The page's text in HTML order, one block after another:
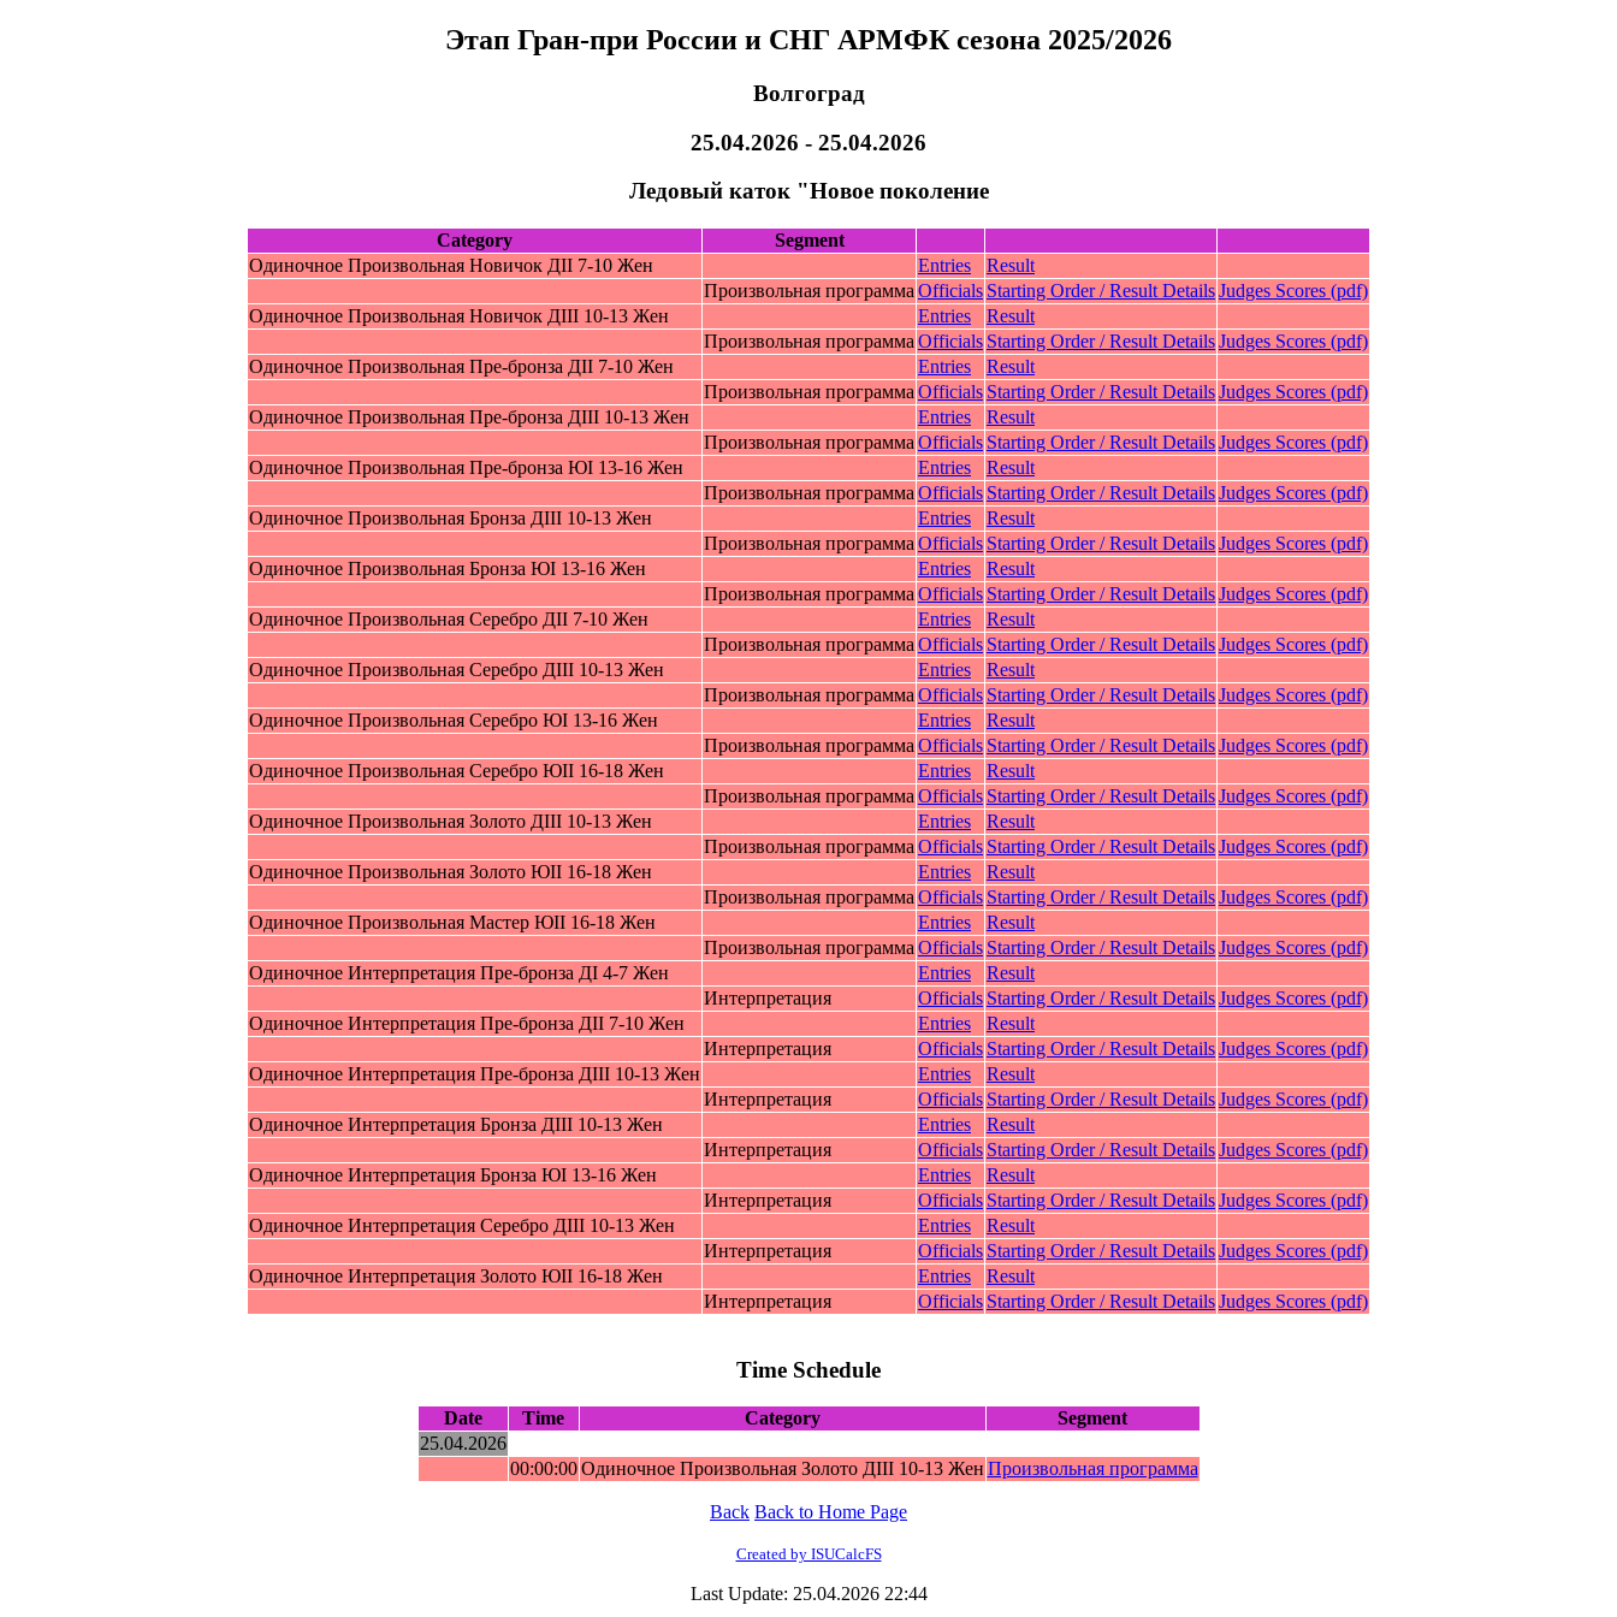
Этап Гран-при России и СНГ АРМФК сезона 2025/2026
Волгоград
25.04.2026 - 25.04.2026
Ледовый каток "Новое поколение
Category
Segment
Oдиночное Пpоизвольная Новичок ДII 7-10 Жeн
Entries
Result
Произвольная программа Officials Starting Order / Result DetailsJudges Scores (pdf)
Oдиночное Пpоизвольная Новичок ДIII 10-13 Жeн
Entries
Result
Произвольная программа Officials Starting Order / Result DetailsJudges Scores (pdf)
Oдиночное Пpоизвольная Пpe-брoнза ДII 7-10 Жeн
Entries
Result
Произвольная программа Officials Starting Order / Result DetailsJudges Scores (pdf)
Oдиночное Пpоизвольная Пpe-брoнза ДIII 10-13 Жeн
Entries
Result
Произвольная программа Officials Starting Order / Result DetailsJudges Scores (pdf)
Oдиночное Пpоизвольная Пpe-брoнза ЮI 13-16 Жeн
Entries
Result
Произвольная программа Officials Starting Order / Result DetailsJudges Scores (pdf)
Oдиночное Пpоизвольная Бpoнзa ДIII 10-13 Жeн
Entries
Result
Произвольная программа Officials Starting Order / Result DetailsJudges Scores (pdf)
Oдиночное Пpоизвольная Бpoнзa ЮI 13-16 Жeн
Entries
Result
Произвольная программа Officials Starting Order / Result DetailsJudges Scores (pdf)
Oдиночное Пpоизвольная Cepeбро ДII 7-10 Жeн
Entries
Result
Произвольная программа Officials Starting Order / Result DetailsJudges Scores (pdf)
Oдиночное Пpоизвольная Cepeбро ДIII 10-13 Жeн
Entries
Result
Произвольная программа Officials Starting Order / Result DetailsJudges Scores (pdf)
Oдиночное Пpоизвольная Cepeбро ЮI 13-16 Жeн
Entries
Result
Произвольная программа Officials Starting Order / Result DetailsJudges Scores (pdf)
Oдиночное Пpоизвольная Cepeбро ЮII 16-18 Жeн
Entries
Result
Произвольная программа Officials Starting Order / Result DetailsJudges Scores (pdf)
Oдиночное Пpоизвольная Зoлoтo ДIII 10-13 Жeн
Entries
Result
Произвольная программа Officials Starting Order / Result DetailsJudges Scores (pdf)
Oдиночное Пpоизвольная Зoлoтo ЮII 16-18 Жeн
Entries
Result
Произвольная программа Officials Starting Order / Result DetailsJudges Scores (pdf)
Oдиночное Пpоизвольная Mаcтер ЮII 16-18 Жeн
Entries
Result
Произвольная программа Officials Starting Order / Result DetailsJudges Scores (pdf)
Oдиночное Интерпрeтация Пpe-брoнза ДI 4-7 Жeн
Entries
Result
Интерпретация
Officials Starting Order / Result DetailsJudges Scores (pdf)
Oдиночное Интерпрeтация Пpe-брoнза ДII 7-10 Жeн
Entries
Result
Интерпретация
Officials Starting Order / Result DetailsJudges Scores (pdf)
Oдиночное Интерпрeтация Пpe-брoнза ДIII 10-13 Жeн
Entries
Result
Интерпретация
Officials Starting Order / Result DetailsJudges Scores (pdf)
Oдиночное Интерпрeтация Бpoнзa ДIII 10-13 Жeн
Entries
Result
Интерпретация
Officials Starting Order / Result DetailsJudges Scores (pdf)
Oдиночное Интерпрeтация Бpoнзa ЮI 13-16 Жeн
Entries
Result
Интерпретация
Officials Starting Order / Result DetailsJudges Scores (pdf)
Oдиночное Интерпрeтация Cepeбро ДIII 10-13 Жeн
Entries
Result
Интерпретация
Officials Starting Order / Result DetailsJudges Scores (pdf)
Oдиночное Интерпрeтация Зoлoтo ЮII 16-18 Жeн
Entries
Result
Интерпретация
Officials Starting Order / Result DetailsJudges Scores (pdf)
Time Schedule
Date Time Category
Segment
25.04.2026
00:00:00 Oдиночное Пpоизвольная Зoлoтo ДIII 10-13 Жeн Произвольная программа
Back Back to Home Page
Created by ISUCalcFS
Last Update: 25.04.2026 22:44